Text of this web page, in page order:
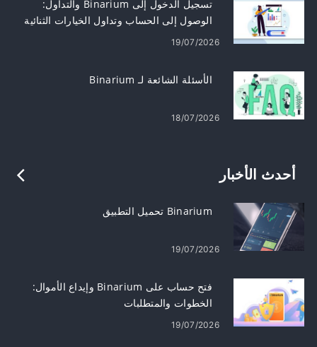
تسجيل الدخول إلى Binarium والتداول:
الوصول إلى الحساب وتداول الخيارات الثنائية
19/07/2026
الأسئلة الشائعة لـ Binarium
18/07/2026
أحدث الأخبار
Binarium تحميل التطبيق
19/07/2026
فتح حساب على Binarium وإيداع الأموال:
الخطوات والمتطلبات
19/07/2026